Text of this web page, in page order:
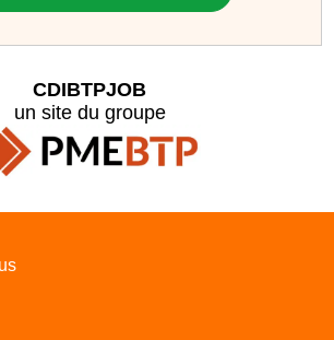
CDIBTPJOB
un site du groupe